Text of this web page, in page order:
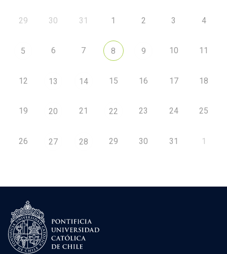
29 30 31 1 2 3 4
5 6 7 8 9 10 11
12 13 14 15 16 17 18
19 20 21 22 23 24 25
26 27 28 29 30 31 1